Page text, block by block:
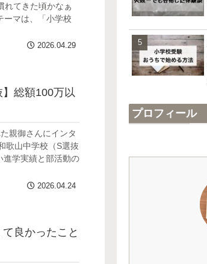
れてきた頃かなぁ
ーマは、「小学校
2026.04.29
総額100万以
親御さんにインタ
歌山中学校（S選抜
進学実績と部活動の
2026.04.24
良かったこと
プロフィール